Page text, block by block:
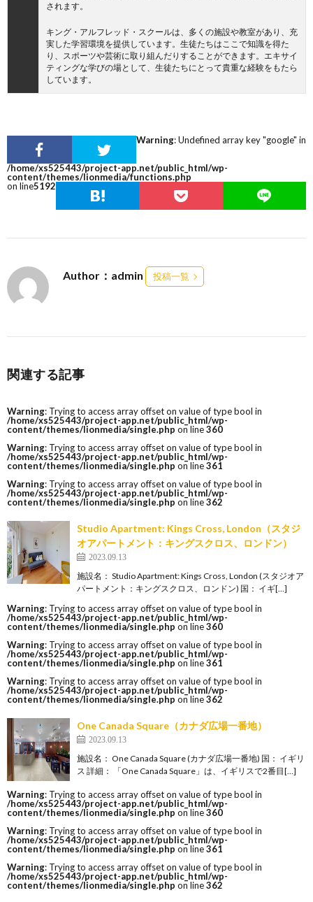
されます。
キング・アルフレッド・スクールは、多くの施設や教室があり、充
実した学習環境を提供しています。生徒たちはここで知識を得た
り、スポーツや芸術に取り組んだりすることができます。エキサイ
ティングな学びの場として、生徒たちにとって貴重な経験をもたら
しています。
Warning: Undefined array key "google" in
/home/xs525443/project-app.net/public_html/wp-
content/themes/lionmedia/functions.php
on line5192
Author：admin 投稿一覧
関連する記事
Warning: Trying to access array offset on value of type bool in
/home/xs525443/project-app.net/public_html/wp-
content/themes/lionmedia/single.php on line360
Warning: Trying to access array offset on value of type bool in
/home/xs525443/project-app.net/public_html/wp-
content/themes/lionmedia/single.php on line361
Warning: Trying to access array offset on value of type bool in
/home/xs525443/project-app.net/public_html/wp-
content/themes/lionmedia/single.php on line362
Studio Apartment: Kings Cross, London（スタジ
オアパートメント：キングスクロス、ロンドン）
2023.09.13
施設名： Studio Apartment: Kings Cross, London (スタジオア
パートメント：キングスクロス、ロンドン) 国： イギ[…]
Warning: Trying to access array offset on value of type bool in
/home/xs525443/project-app.net/public_html/wp-
content/themes/lionmedia/single.php on line360
Warning: Trying to access array offset on value of type bool in
/home/xs525443/project-app.net/public_html/wp-
content/themes/lionmedia/single.php on line361
Warning: Trying to access array offset on value of type bool in
/home/xs525443/project-app.net/public_html/wp-
content/themes/lionmedia/single.php on line362
One Canada Square（カナダ広場一番地）
2023.09.13
施設名： One Canada Square (カナダ広場一番地) 国： イギリ
ス 詳細： 「One Canada Square」は、イギリスで2番目[…]
Warning: Trying to access array offset on value of type bool in
/home/xs525443/project-app.net/public_html/wp-
content/themes/lionmedia/single.php on line360
Warning: Trying to access array offset on value of type bool in
/home/xs525443/project-app.net/public_html/wp-
content/themes/lionmedia/single.php on line361
Warning: Trying to access array offset on value of type bool in
/home/xs525443/project-app.net/public_html/wp-
content/themes/lionmedia/single.php on line362